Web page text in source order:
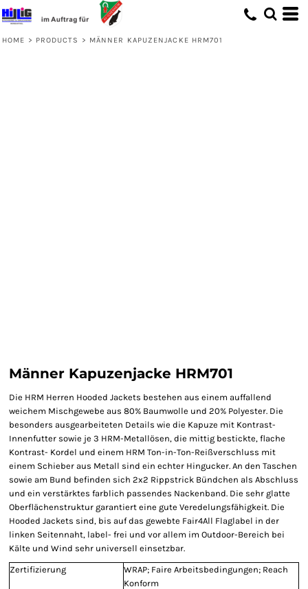
HOME > PRODUCTS > MÄNNER KAPUZENJACKE HRM701
Männer Kapuzenjacke HRM701
Die HRM Herren Hooded Jackets bestehen aus einem auffallend
weichem Mischgewebe aus 80% Baumwolle und 20% Polyester. Die
besonders ausgearbeiteten Details wie die Kapuze mit Kontrast-
Innenfutter sowie je 3 HRM-Metallösen, die mittig bestickte, flache
Kontrast- Kordel und einem HRM Ton-in-Ton-Reißverschluss mit
einem Schieber aus Metall sind ein echter Hingucker. An den Taschen
sowie am Bund befinden sich 2x2 Rippstrick Bündchen als Abschluss
und ein verstärktes farblich passendes Nackenband. Die sehr glatte
Oberflächenstruktur garantiert eine gute Veredelungsfähigkeit. Die
Hooded Jackets sind, bis auf das gewebte Fair4All Flaglabel in der
linken Seitennaht, label- frei und vor allem im Outdoor-Bereich bei
Kälte und Wind sehr universell einsetzbar.
Zertifizierung
WRAP; Faire Arbeitsbedingungen; Reach
Konform